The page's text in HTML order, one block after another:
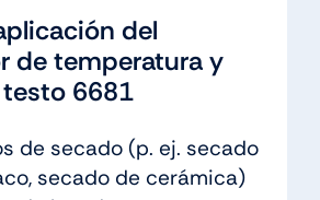
del
de temperatura y
6681
de secado (p. ej. secado
secado de cerámica)